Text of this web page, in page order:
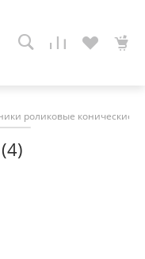
роликовые конические